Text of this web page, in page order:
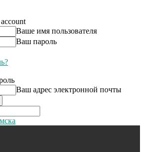
Ваше имя пользователя
Ваш пароль
Ваш адрес электронной почты